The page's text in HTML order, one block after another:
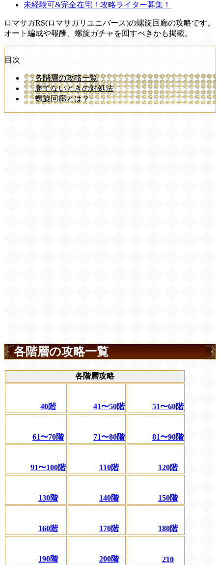
未経験可&完全在宅！攻略ライター募集！
ロマサガRS(ロマサガリユニバース)の螺旋回廊の攻略です。
オート編成や報酬、螺旋ガチャを回すべきかも掲載。
目次
各階層の攻略一覧
勝てないときの対処法
螺旋回廊とは？
各階層の攻略一覧
各階層攻略
40階 41〜50階 51〜60階
61〜70階 71〜80階 81〜90階
91〜100階 110階 120階
130階 140階 150階
160階 170階 180階
190階 200階 210